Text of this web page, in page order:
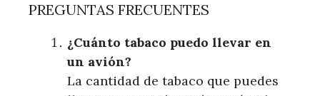
PREGUNTAS FRECUENTES
¿Cuánto tabaco puedo llevar en
un avión?
La cantidad de tabaco que puedes